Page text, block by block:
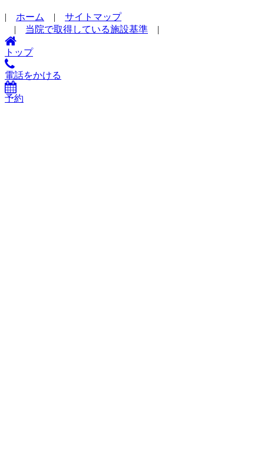
| ホーム | サイトマップ
| 当院で取得している施設基準 |
トップ
電話をかける
予約